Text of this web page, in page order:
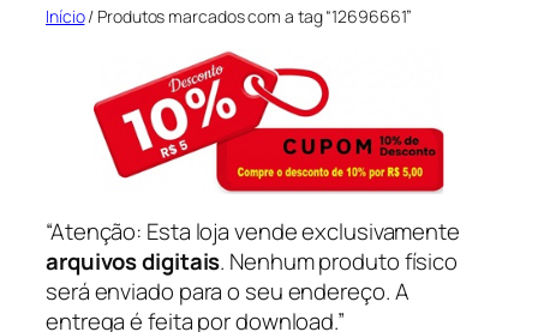
Início/ Produtos marcados com a tag “12696661”
“Atenção: Esta loja vende exclusivamente
arquivos digitais. Nenhum produto físico
será enviado para o seu endereço. A
entrega é feita por download.”